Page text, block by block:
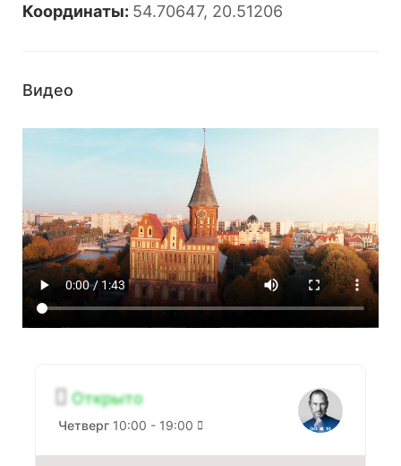
Координаты: 54.70647, 20.51206
Видео
Открыто
Четверг 10:00 - 19:00